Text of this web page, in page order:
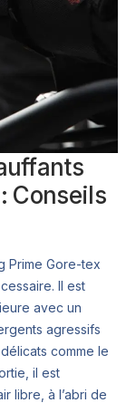
Conseils
Prime Gore-tex
Il est
avec un
agressifs
comme le
il est
libre, à l’abri de